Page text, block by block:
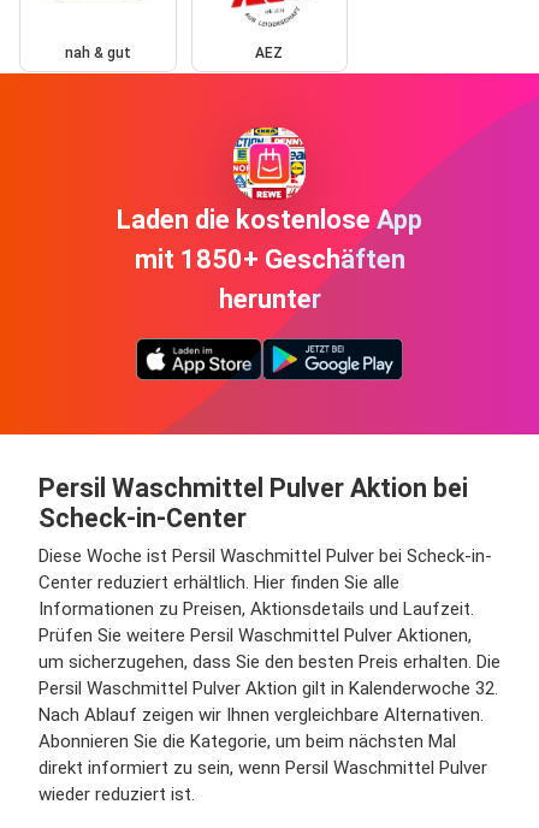
nah & gut AEZ
Laden die kostenlose App
mit 1850+ Geschäften
herunter
Persil Waschmittel Pulver Aktion bei
Scheck-in-Center
Diese Woche ist Persil Waschmittel Pulver bei Scheck-in-
Center reduziert erhältlich. Hier finden Sie alle
Informationen zu Preisen, Aktionsdetails und Laufzeit.
Prüfen Sie weitere Persil Waschmittel Pulver Aktionen,
um sicherzugehen, dass Sie den besten Preis erhalten. Die
Persil Waschmittel Pulver Aktion gilt in Kalenderwoche 32.
Nach Ablauf zeigen wir Ihnen vergleichbare Alternativen.
Abonnieren Sie die Kategorie, um beim nächsten Mal
direkt informiert zu sein, wenn Persil Waschmittel Pulver
wieder reduziert ist.